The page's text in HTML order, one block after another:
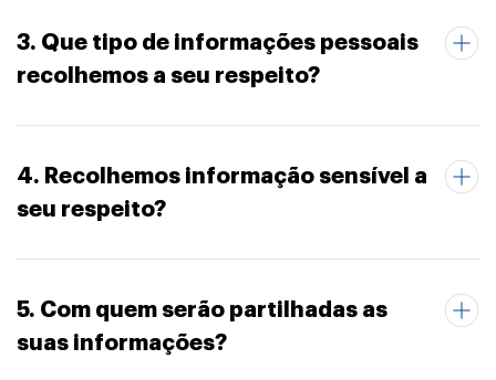
3. Que tipo de informações pessoais
recolhemos a seu respeito?
4. Recolhemos informação sensível a
seu respeito?
5. Com quem serão partilhadas as
suas informações?